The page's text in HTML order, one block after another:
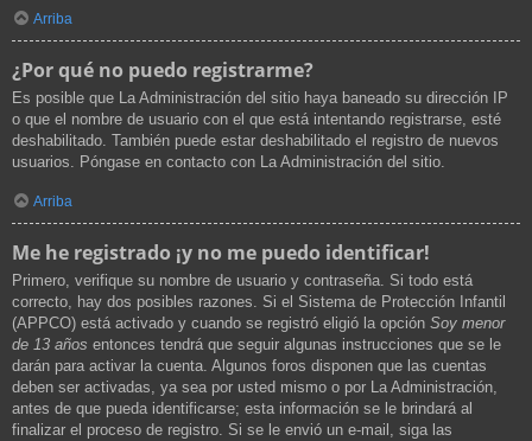
Arriba
¿Por qué no puedo registrarme?
Es posible que La Administración del sitio haya baneado su dirección IP
o que el nombre de usuario con el que está intentando registrarse, esté
deshabilitado. También puede estar deshabilitado el registro de nuevos
usuarios. Póngase en contacto con La Administración del sitio.
Arriba
Me he registrado ¡y no me puedo identificar!
Primero, verifique su nombre de usuario y contraseña. Si todo está
correcto, hay dos posibles razones. Si el Sistema de Protección Infantil
(APPCO) está activado y cuando se registró eligió la opción Soy menor
de 13 años entonces tendrá que seguir algunas instrucciones que se le
darán para activar la cuenta. Algunos foros disponen que las cuentas
deben ser activadas, ya sea por usted mismo o por La Administración,
antes de que pueda identificarse; esta información se le brindará al
finalizar el proceso de registro. Si se le envió un e-mail, siga las